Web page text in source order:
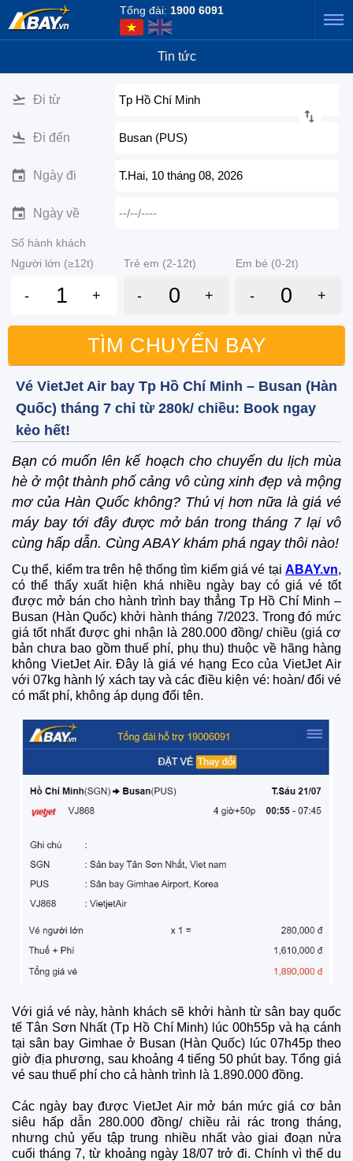
Tổng đài: 1900 6091
Tin tức
Đi từ Tp Hồ Chí Minh
Đi đến Busan (PUS)
Ngày đi T.Hai, 10 tháng 08, 2026
Ngày về --/--/----
Số hành khách
Người lớn (≥12t)
Trẻ em (2-12t) Em bé (0-2t)
- + - + - +
TÌM CHUYẾN BAY
Vé VietJet Air bay Tp Hồ Chí Minh – Busan (Hàn
Quốc) tháng 7 chỉ từ 280k/ chiều: Book ngay
kẻo hết!
Bạn có muốn lên kế hoạch cho chuyến du lịch mùa
hè ở một thành phố cảng vô cùng xinh đẹp và mộng
mơ của Hàn Quốc không? Thú vị hơn nữa là giá vé
máy bay tới đây được mở bán trong tháng 7 lại vô
cùng hấp dẫn. Cùng ABAY khám phá ngay thôi nào!
Cụ thể, kiểm tra trên hệ thống tìm kiếm giá vé tại ABAY.vn,
có thể thấy xuất hiện khá nhiều ngày bay có giá vé tốt
được mở bán cho hành trình bay thẳng Tp Hồ Chí Minh –
Busan (Hàn Quốc) khởi hành tháng 7/2023. Trong đó mức
giá tốt nhất được ghi nhận là 280.000 đồng/ chiều (giá cơ
bản chưa bao gồm thuế phí, phụ thu) thuộc về hãng hàng
không VietJet Air. Đây là giá vé hạng Eco của VietJet Air
với 07kg hành lý xách tay và các điều kiện vé: hoàn/ đổi vé
có mất phí, không áp dụng đổi tên.
Với giá vé này, hành khách sẽ khởi hành từ sân bay quốc
tế Tân Sơn Nhất (Tp Hồ Chí Minh) lúc 00h55p và hạ cánh
tại sân bay Gimhae ở Busan (Hàn Quốc) lúc 07h45p theo
giờ địa phương, sau khoảng 4 tiếng 50 phút bay. Tổng giá
vé sau thuế phí cho cả hành trình là 1.890.000 đồng.
Các ngày bay được VietJet Air mở bán mức giá cơ bản
siêu hấp dẫn 280.000 đồng/ chiều rải rác trong tháng,
nhưng chủ yếu tập trung nhiều nhất vào giai đoạn nửa
cuối tháng 7, từ khoảng ngày 18/07 trở đi. Chính vì thế du